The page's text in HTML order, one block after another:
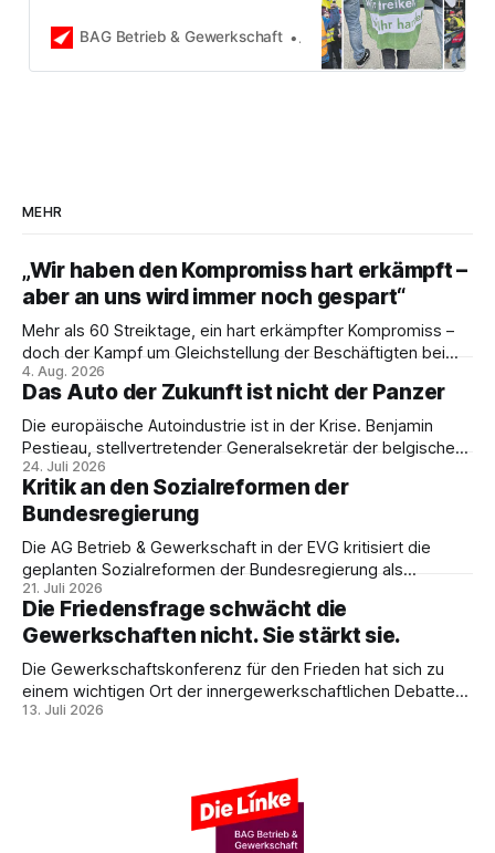
Mitbestimmung oder Historisches
BAG Betrieb & Gewerkschaft Bundessprecher*innenrat
MEHR
„Wir haben den Kompromiss hart erkämpft –
aber an uns wird immer noch gespart“
Mehr als 60 Streiktage, ein hart erkämpfter Kompromiss –
doch der Kampf um Gleichstellung der Beschäftigten bei
den Vivantes-Töchtern geht weiter. Im Gespräch mit Julia-
C. Stange zieht Nicodem Tomkowiak Bilanz des
Erzwingungsstreiks und formuliert klare Erwartungen an die
Politik.
4. Aug. 2026
Das Auto der Zukunft ist nicht der Panzer
Die europäische Autoindustrie ist in der Krise. Benjamin
Pestieau, stellvertretender Generalsekretär der belgischen
PTB, zeigt, warum das kein technisches Schicksal ist – und
weshalb die Antwort nicht Aufrüstung, sondern eine
demokratische Industriepolitik im Interesse der
Beschäftigten sein muss.
24. Juli 2026
Kritik an den Sozialreformen der
Bundesregierung
Die AG Betrieb & Gewerkschaft in der EVG kritisiert die
geplanten Sozialreformen der Bundesregierung als
Belastung für Beschäftigte und Sozialstaat. In ihrer
Stellungnahme fordert sie Umverteilung, Investitionen und
gemeinsamen gewerkschaftlichen Widerstand gegen
Sozialabbau.
21. Juli 2026
Die Friedensfrage schwächt die
Gewerkschaften nicht. Sie stärkt sie.
Die Gewerkschaftskonferenz für den Frieden hat sich zu
einem wichtigen Ort der innergewerkschaftlichen Debatte
entwickelt. Ulrike Eifler erklärt, warum Friedenspolitik und
13. Juli 2026